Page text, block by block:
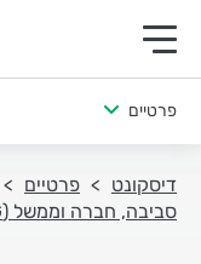
תפריט ראשי לנייד
פרטיים
דיסקונט פרטיים
סביבה, חברה וממשל (ESG)